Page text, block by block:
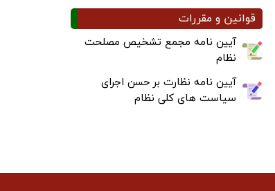
قوانین و مقررات
آیین نامه مجمع تشخیص مصلحت
نظام
آیین نامه نظارت بر حسن اجرای
سیاست های کلی نظام